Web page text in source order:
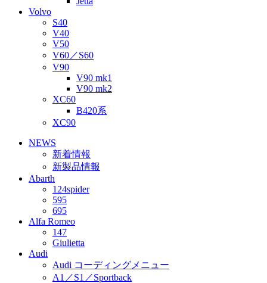
Volvo
S40
V40
V50
V60／S60
V90
V90 mk1
V90 mk2
XC60
B420系
XC90
NEWS
新着情報
新製品情報
Abarth
124spider
595
695
Alfa Romeo
147
Giulietta
Audi
Audi コーディングメニュー
A1／S1／Sportback